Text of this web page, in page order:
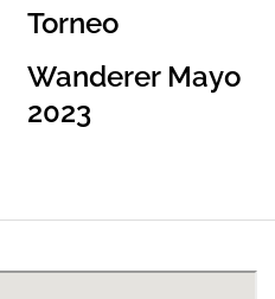
Torneo
Wanderer Mayo
2023